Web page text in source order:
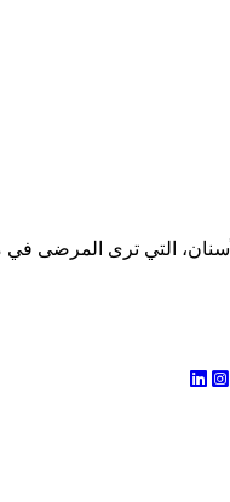
التي ترى المرضى في
Instagram
LinkedIn